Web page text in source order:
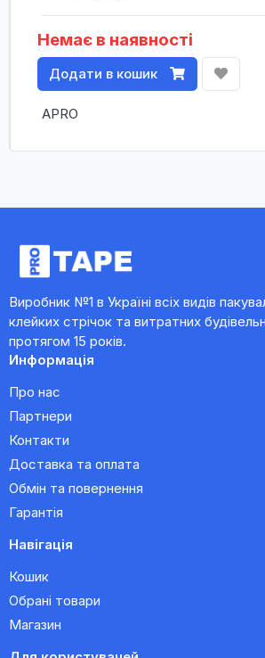
Немає в наявності
Додати в кошик
APRO
Виробник №1 в Україні всіх видів
клейких стрічок та витратних
протягом 15 років.
Информація
Про нас
Партнери
Контакти
Доставка та оплата
Обмін та повернення
Гарантія
Навігація
Кошик
Обрані товари
Магазин